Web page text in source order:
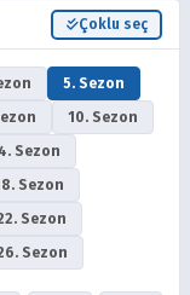
Çoklu seç
5. Sezon
10. Sezon
Sezon
Sezon
Sezon
Sezon